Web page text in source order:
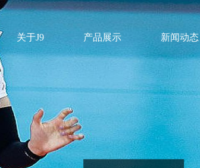
关于J9 产品展示 新闻动态